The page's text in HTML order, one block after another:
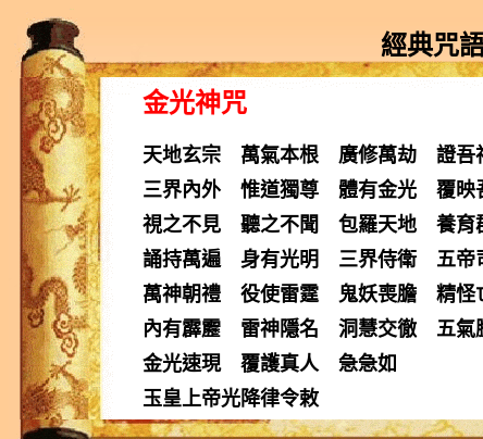
經典咒
金光神咒
天地玄宗 萬氣本根 廣修萬劫 證吾
三界內外 惟道獨尊 體有金光 覆映
視之不見 聽之不聞 包羅天地 養育
誦持萬遍 身有光明 三界侍衛 五帝
萬神朝禮 役使雷霆 鬼妖喪膽 精怪
內有霹靂 雷神隱名 洞慧交徹 五氣
金光速現 覆護真人 急急如
玉皇上帝光降律令敕